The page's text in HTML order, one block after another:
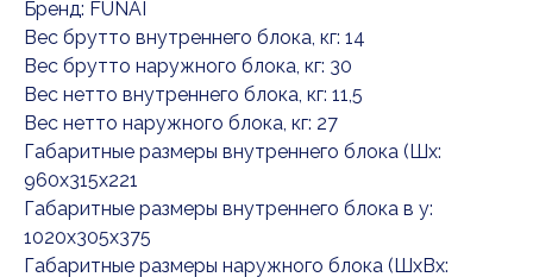
Бренд: FUNAI
Вес брутто внутреннего блока, кг: 14
Вес брутто наружного блока, кг: 30
Вес нетто внутреннего блока, кг: 11,5
Вес нетто наружного блока, кг: 27
Габаритные размеры внутреннего блока (Шx:
960x315x221
Габаритные размеры внутреннего блока в у:
1020x305x375
Габаритные размеры наружного блока (ШxВx: